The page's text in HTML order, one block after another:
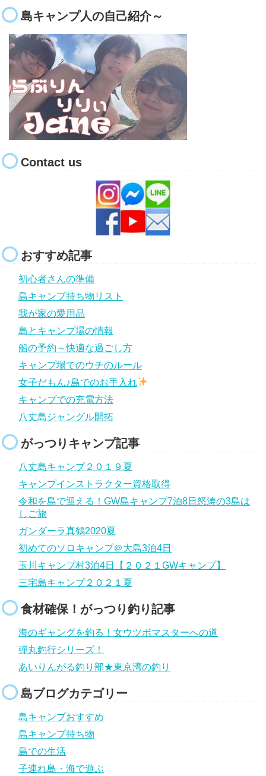
島キャンプ人の自己紹介～
Contact us
おすすめ記事
初心者さんの準備
島キャンプ持ち物リスト
我が家の愛用品
島とキャンプ場の情報
船の予約～快適な過ごし方
キャンプ場でのウチのルール
女子だもん♪島でのお手入れ
キャンプでの充電方法
八丈島ジャングル開拓
がっつりキャンプ記事
八丈島キャンプ２０１９夏
キャンプインストラクター資格取得
令和を島で迎える！GW島キャンプ7泊8日怒涛の3島は
しご旅
ガンダーラ真鶴2020夏
初めてのソロキャンプ＠大島3泊4日
玉川キャンプ村3泊4日【２０２１GWキャンプ】
三宅島キャンプ２０２１夏
食材確保！がっつり釣り記事
海のギャングを釣る！女ウツボマスターへの道
弾丸釣行シリーズ！
あいりんがる釣り部★東京湾の釣り
島ブログカテゴリー
島キャンプおすすめ
島キャンプ持ち物
島での生活
子連れ島・海で遊ぶ